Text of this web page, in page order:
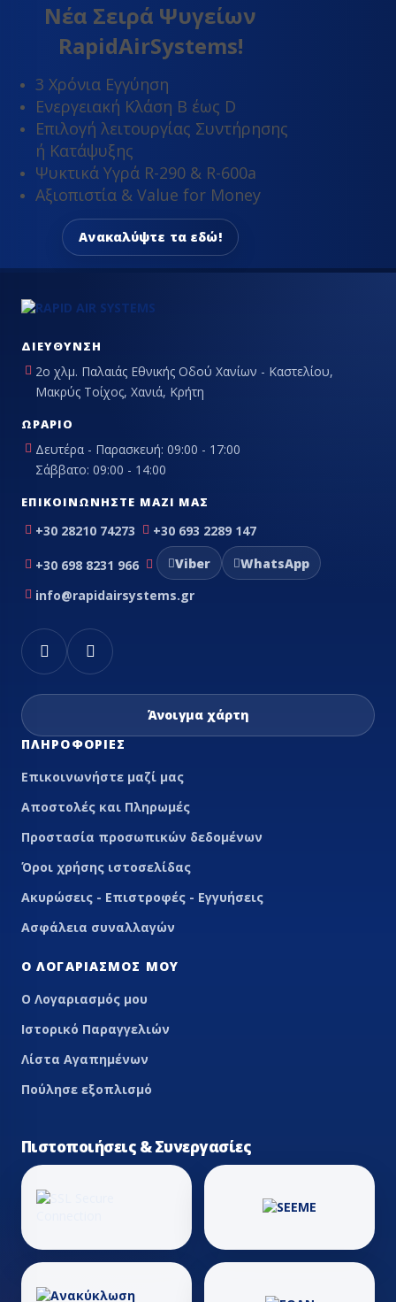
Νέα Σειρά Ψυγείων
RapidAirSystems!
3 Χρόνια Εγγύηση
Ενεργειακή Κλάση Β έως D
Επιλογή λειτουργίας Συντήρησης
ή Κατάψυξης
Ψυκτικά Υγρά R-290 & R-600a
Αξιοπιστία & Value for Money
Ανακαλύψτε τα εδώ!
ΔΙΕΎΘΥΝΣΗ
2ο χλμ. Παλαιάς Εθνικής Οδού Χανίων - Καστελίου,
Μακρύς Τοίχος, Χανιά, Κρήτη
ΩΡΆΡΙΟ
Δευτέρα - Παρασκευή: 09:00 - 17:00
Σάββατο: 09:00 - 14:00
ΕΠΙΚΟΙΝΩΝΉΣΤΕ ΜΑΖΊ ΜΑΣ
+30 28210 74273 +30 693 2289 147
+30 698 8231 966 Viber
WhatsApp
info@rapidairsystems.gr
Άνοιγμα χάρτη
ΠΛΗΡΟΦΟΡΊΕΣ
Επικοινωνήστε μαζί μας
Αποστολές και Πληρωμές
Προστασία προσωπικών δεδομένων
Όροι χρήσης ιστοσελίδας
Ακυρώσεις - Επιστροφές - Εγγυήσεις
Ασφάλεια συναλλαγών
Ο ΛΟΓΑΡΙΑΣΜΌΣ ΜΟΥ
Ο Λογαριασμός μου
Ιστορικό Παραγγελιών
Λίστα Αγαπημένων
Πούλησε εξοπλισμό
Πιστοποιήσεις & Συνεργασίες